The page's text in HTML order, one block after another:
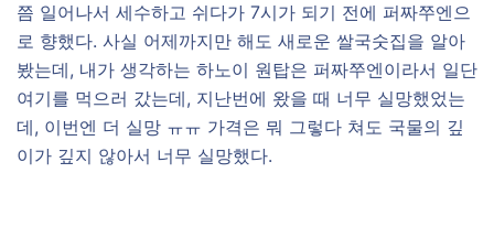
쯤 일어나서 세수하고 쉬다가 7시가 되기 전에 퍼짜쭈엔으
로 향했다. 사실 어제까지만 해도 새로운 쌀국숫집을 알아
봤는데, 내가 생각하는 하노이 원탑은 퍼짜쭈엔이라서 일단
여기를 먹으러 갔는데, 지난번에 왔을 때 너무 실망했었는
데, 이번엔 더 실망 ㅠㅠ 가격은 뭐 그렇다 쳐도 국물의 깊
이가 깊지 않아서 너무 실망했다.